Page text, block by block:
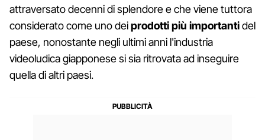
attraversato decenni di splendore e che viene tuttora
considerato come uno deiprodotti più importantidel
paese, nonostante negli ultimi anni l'industria
videoludica giapponese si sia ritrovata ad inseguire
quella di altri paesi.